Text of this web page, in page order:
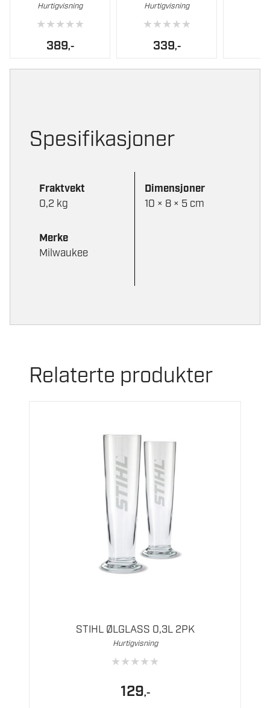
Hurtigvisning
★★★★★
389,-
varianter.
velges
Hurtigvisning
★★★★★
339,-
varianter.
velges
Spesifikasjoner
Fraktvekt
0,2 kg
Dimensjoner
10 × 8 × 5 cm
Merke
Milwaukee
Relaterte produkter
STIHL ØLGLASS 0,3L 2PK
Hurtigvisning
★★★★★
129,-